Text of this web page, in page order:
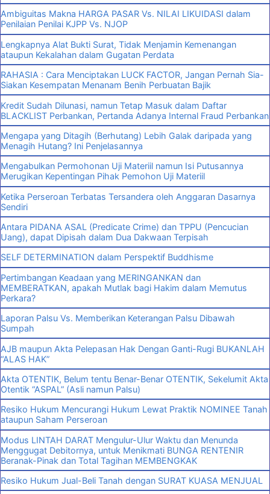
Ambiguitas Makna HARGA PASAR Vs. NILAI LIKUIDASI dalam
Penilaian Penilai KJPP Vs. NJOP
Lengkapnya Alat Bukti Surat, Tidak Menjamin Kemenangan
ataupun Kekalahan dalam Gugatan Perdata
RAHASIA : Cara Menciptakan LUCK FACTOR, Jangan Pernah Sia-
Siakan Kesempatan Menanam Benih Perbuatan Bajik
Kredit Sudah Dilunasi, namun Tetap Masuk dalam Daftar
BLACKLIST Perbankan, Pertanda Adanya Internal Fraud Perbankan
Mengapa yang Ditagih (Berhutang) Lebih Galak daripada yang
Menagih Hutang? Ini Penjelasannya
Mengabulkan Permohonan Uji Materiil namun Isi Putusannya
Merugikan Kepentingan Pihak Pemohon Uji Materiil
Ketika Perseroan Terbatas Tersandera oleh Anggaran Dasarnya
Sendiri
Antara PIDANA ASAL (Predicate Crime) dan TPPU (Pencucian
Uang), dapat Dipisah dalam Dua Dakwaan Terpisah
SELF DETERMINATION dalam Perspektif Buddhisme
Pertimbangan Keadaan yang MERINGANKAN dan
MEMBERATKAN, apakah Mutlak bagi Hakim dalam Memutus
Perkara?
Laporan Palsu Vs. Memberikan Keterangan Palsu Dibawah
Sumpah
AJB maupun Akta Pelepasan Hak Dengan Ganti-Rugi BUKANLAH
“ALAS HAK”
Akta OTENTIK, Belum tentu Benar-Benar OTENTIK, Sekelumit Akta
Otentik “ASPAL” (Asli namun Palsu)
Resiko Hukum Mencurangi Hukum Lewat Praktik NOMINEE Tanah
ataupun Saham Perseroan
Modus LINTAH DARAT Mengulur-Ulur Waktu dan Menunda
Menggugat Debitornya, untuk Menikmati BUNGA RENTENIR
Beranak-Pinak dan Total Tagihan MEMBENGKAK
Resiko Hukum Jual-Beli Tanah dengan SURAT KUASA MENJUAL